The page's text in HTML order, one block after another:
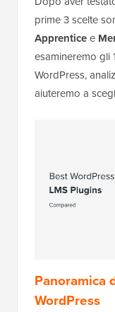
prime 3 scelte
Apprenticee
esamineremo gli
WordPress,
aiuteremo a
Panoramica
WordPress